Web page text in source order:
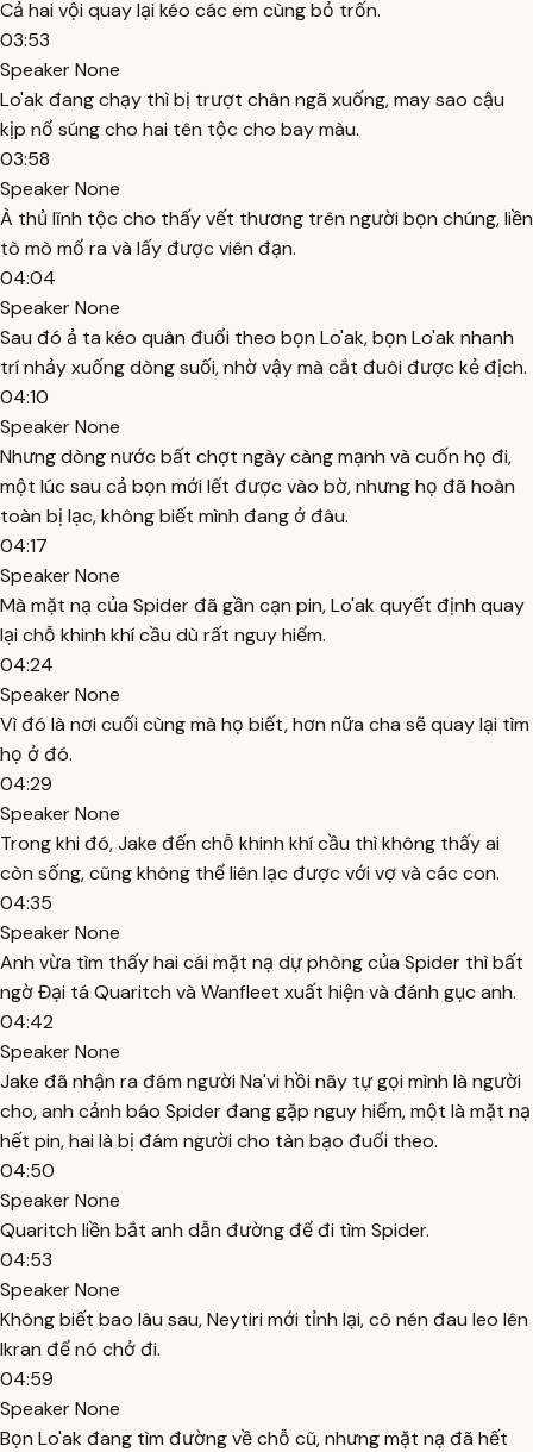
Cả hai vội quay lại kéo các em cùng bỏ trốn.
03:53
Speaker None
Lo'ak đang chạy thì bị trượt chân ngã xuống, may sao cậu
kịp nổ súng cho hai tên tộc cho bay màu.
03:58
Speaker None
À thủ lĩnh tộc cho thấy vết thương trên người bọn chúng, liền
tò mò mổ ra và lấy được viên đạn.
04:04
Speaker None
Sau đó ả ta kéo quân đuổi theo bọn Lo'ak, bọn Lo'ak nhanh
trí nhảy xuống dòng suối, nhờ vậy mà cắt đuôi được kẻ địch.
04:10
Speaker None
Nhưng dòng nước bất chợt ngày càng mạnh và cuốn họ đi,
một lúc sau cả bọn mới lết được vào bờ, nhưng họ đã hoàn
toàn bị lạc, không biết mình đang ở đâu.
04:17
Speaker None
Mà mặt nạ của Spider đã gần cạn pin, Lo'ak quyết định quay
lại chỗ khinh khí cầu dù rất nguy hiểm.
04:24
Speaker None
Vì đó là nơi cuối cùng mà họ biết, hơn nữa cha sẽ quay lại tìm
họ ở đó.
04:29
Speaker None
Trong khi đó, Jake đến chỗ khinh khí cầu thì không thấy ai
còn sống, cũng không thể liên lạc được với vợ và các con.
04:35
Speaker None
Anh vừa tìm thấy hai cái mặt nạ dự phòng của Spider thì bất
ngờ Đại tá Quaritch và Wanfleet xuất hiện và đánh gục anh.
04:42
Speaker None
Jake đã nhận ra đám người Na'vi hồi nãy tự gọi mình là người
cho, anh cảnh báo Spider đang gặp nguy hiểm, một là mặt nạ
hết pin, hai là bị đám người cho tàn bạo đuổi theo.
04:50
Speaker None
Quaritch liền bắt anh dẫn đường để đi tìm Spider.
04:53
Speaker None
Không biết bao lâu sau, Neytiri mới tỉnh lại, cô nén đau leo lên
Ikran để nó chở đi.
04:59
Speaker None
Bọn Lo'ak đang tìm đường về chỗ cũ, nhưng mặt nạ đã hết